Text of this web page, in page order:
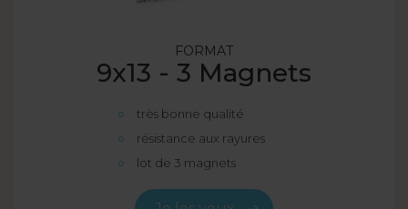
FORMAT
9x13 - 3 Magnets
très bonne qualité
résistance aux rayures
lot de 3 magnets